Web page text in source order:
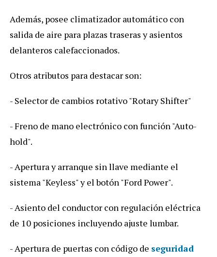
Además, posee climatizador automático con
salida de aire para plazas traseras y asientos
delanteros calefaccionados.
Otros atributos para destacar son:
- Selector de cambios rotativo "Rotary Shifter"
- Freno de mano electrónico con función "Auto-
hold".
- Apertura y arranque sin llave mediante el
sistema "Keyless" y el botón "Ford Power".
- Asiento del conductor con regulación eléctrica
de 10 posiciones incluyendo ajuste lumbar.
- Apertura de puertas con código de seguridad